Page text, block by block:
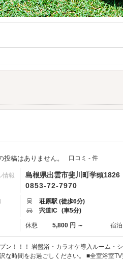
投稿はありません。 口コミ - 件
情報
島根県出雲市斐川町学頭1826
0853-72-7970
荘原駅 (徒歩6分)
宍道IC (車5分)
休憩 5,800 円 ～ 宿泊
ン！！！ 岩盤浴・カラオケ導入ルーム・
な時間をお過ごしください。 ■全室浴室